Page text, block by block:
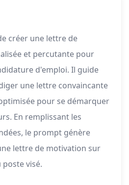
créer une lettre de
et percutante pour
d'emploi. Il guide
une lettre convaincante
pour se démarquer
En remplissant les
le prompt génère
lettre de motivation sur
visé.